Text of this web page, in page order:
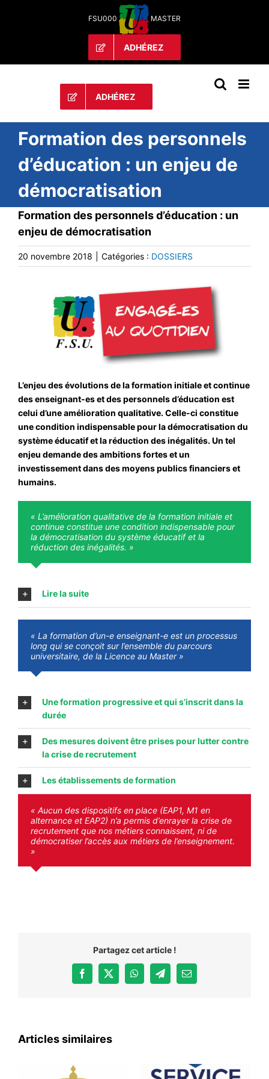
FSU000 MASTER
ADHÉREZ
ADHÉREZ
Formation des personnels
d’éducation : un enjeu de
démocratisation
Formation des personnels d’éducation : un
enjeu de démocratisation
20 novembre 2018 Catégories : DOSSIERS
L’enjeu des évolutions de la formation initiale et continue
des enseignant-es et des personnels d’éducation est
celui d’une amélioration qualitative. Celle-ci constitue
une condition indispensable pour la démocratisation du
système éducatif et la réduction des inégalités. Un tel
enjeu demande des ambitions fortes et un
investissement dans des moyens publics financiers et
humains.
« L’amélioration qualitative de la formation initiale et
continue constitue une condition indispensable pour
la démocratisation du système éducatif et la
réduction des inégalités. »
Lire la suite
« La formation d’un-e enseignant-e est un processus
long qui se conçoit sur l’ensemble du parcours
universitaire, de la Licence au Master »
Une formation progressive et qui s’inscrit dans la
durée
Des mesures doivent être prises pour lutter contre
la crise de recrutement
Les établissements de formation
« Aucun des dispositifs en place (EAP1, M1 en
alternance et EAP2) n’a permis d’enrayer la crise de
recrutement que nos métiers connaissent, ni de
démocratiser l’accès aux métiers de l’enseignement.
»
Partagez cet article !
Facebook
X WhatsAppTelegramEmail
Articles similaires